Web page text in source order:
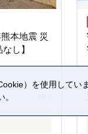
本地震 災
し】
）を使用して